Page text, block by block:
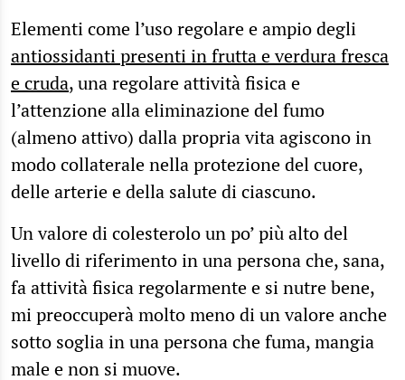
Elementi come l’uso regolare e ampio degli
antiossidanti presenti in frutta e verdura fresca
e cruda, una regolare attività fisica e
l’attenzione alla eliminazione del fumo
(almeno attivo) dalla propria vita agiscono in
modo collaterale nella protezione del cuore,
delle arterie e della salute di ciascuno.
Un valore di colesterolo un po’ più alto del
livello di riferimento in una persona che, sana,
fa attività fisica regolarmente e si nutre bene,
mi preoccuperà molto meno di un valore anche
sotto soglia in una persona che fuma, mangia
male e non si muove.